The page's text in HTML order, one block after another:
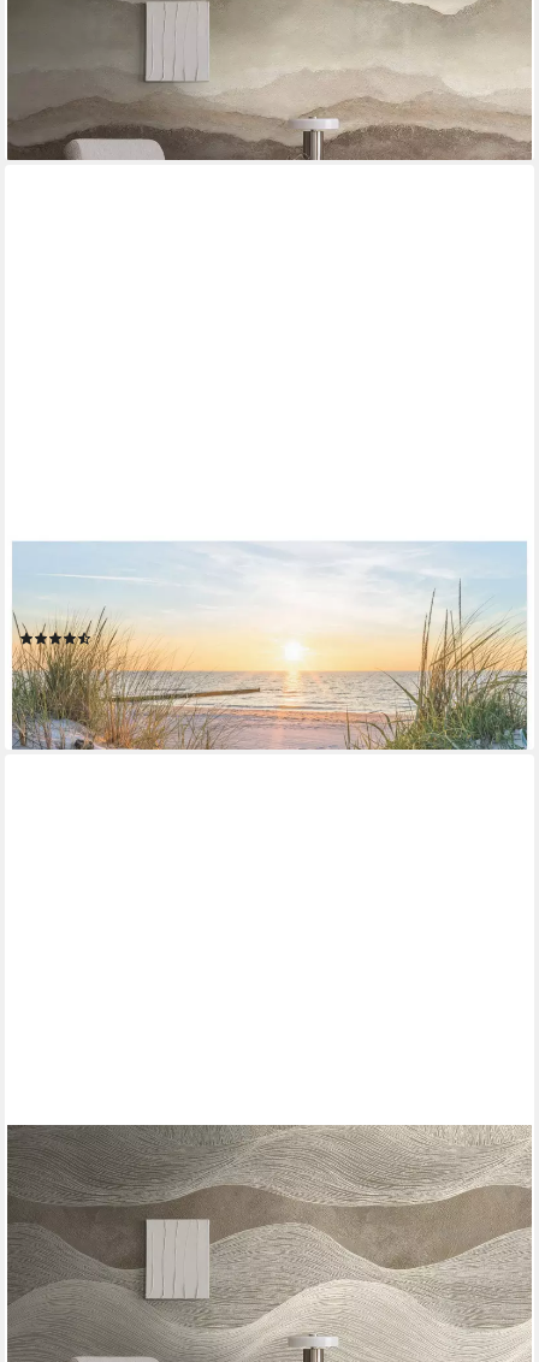
naturalistisch, (1 St), Sanfte Marmorlandschaft mit
lieferbar - in 4-5 Werktagen bei dir
Fototapete Strand Meer - Mehrfarbig - Modern - Vlies -
Wohnzimmer, glatt, (2 St), 100x70cm
(45)
ab 16,99 €
lieferbar - in 3-4 Werktagen bei dir
LIVING WALLS
Fototapete The Wall 4 Structures – Atmosphärische
Berglandschaft Vlies-Fototapete, leicht strukturiert, matt,
naturalistisch, Motiv, (1 St), Atmosphärische Berglandschaft mit
atmosphärischer Tiefe
53,99 €
lieferbar - in 4-5 Werktagen bei dir